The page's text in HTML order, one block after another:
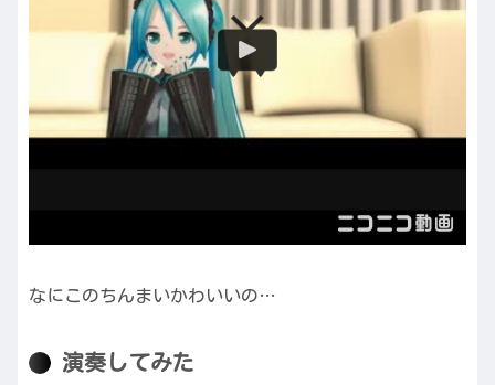
なにこのちんまいかわいいの…
演奏してみた